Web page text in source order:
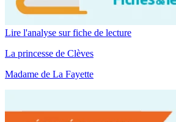
Lire l'analyse sur fiche de lecture
La princesse de Clèves
Madame de La Fayette